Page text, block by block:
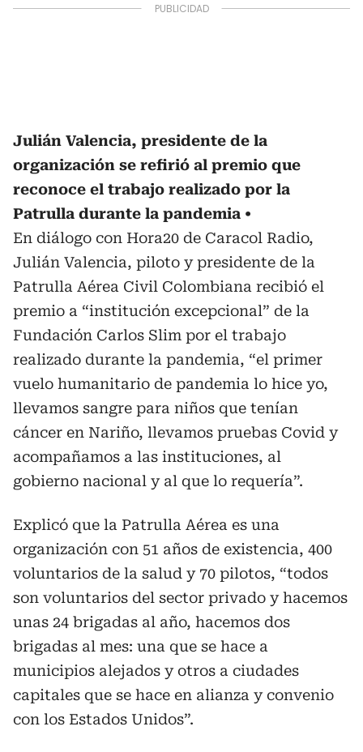
Julián Valencia, presidente de la
organización se refirió al premio que
reconoce el trabajo realizado por la
Patrulla durante la pandemia
En diálogo con Hora20 de Caracol Radio,
Julián Valencia, piloto y presidente de la
Patrulla Aérea Civil Colombiana recibió el
premio a “institución excepcional” de la
Fundación Carlos Slim por el trabajo
realizado durante la pandemia, “el primer
vuelo humanitario de pandemia lo hice yo,
llevamos sangre para niños que tenían
cáncer en Nariño, llevamos pruebas Covid y
acompañamos a las instituciones, al
gobierno nacional y al que lo requería”.
Explicó que la Patrulla Aérea es una
organización con 51 años de existencia, 400
voluntarios de la salud y 70 pilotos, “todos
son voluntarios del sector privado y hacemos
unas 24 brigadas al año, hacemos dos
brigadas al mes: una que se hace a
municipios alejados y otros a ciudades
capitales que se hace en alianza y convenio
con los Estados Unidos”.